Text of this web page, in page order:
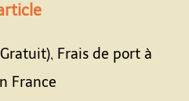
Frais de port à
France